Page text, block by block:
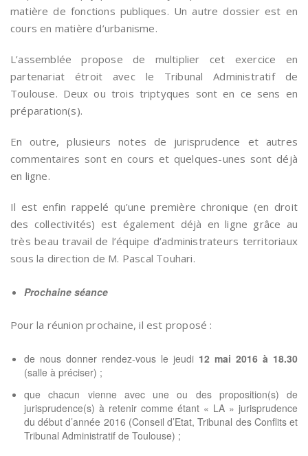
matière de fonctions publiques. Un autre dossier est en
cours en matière d’urbanisme.
L’assemblée propose de multiplier cet exercice en
partenariat étroit avec le Tribunal Administratif de
Toulouse. Deux ou trois triptyques sont en ce sens en
préparation(s).
En outre, plusieurs notes de jurisprudence et autres
commentaires sont en cours et quelques-unes sont déjà
en ligne.
Il est enfin rappelé qu’une première chronique (en droit
des collectivités) est également déjà en ligne grâce au
très beau travail de l’équipe d’administrateurs territoriaux
sous la direction de M. Pascal Touhari.
Prochaine séance
Pour la réunion prochaine, il est proposé :
de nous donner rendez-vous le jeudi 12 mai 2016 à 18.30
(salle à préciser) ;
que chacun vienne avec une ou des proposition(s) de
jurisprudence(s) à retenir comme étant « LA » jurisprudence
du début d’année 2016 (Conseil d’Etat, Tribunal des Conflits et
Tribunal Administratif de Toulouse) ;